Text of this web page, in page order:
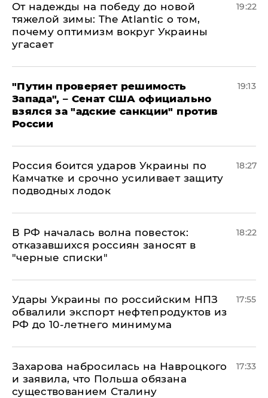
От надежды на победу до новой
тяжелой зимы: The Atlantic о том,
почему оптимизм вокруг Украины
угасает
19:22
"Путин проверяет решимость
Запада", – Сенат США официально
взялся за "адские санкции" против
России
19:13
Россия боится ударов Украины по
Камчатке и срочно усиливает защиту
подводных лодок
18:27
​В РФ началась волна повесток:
отказавшихся россиян заносят в
"черные списки"
18:22
Удары Украины по российским НПЗ
обвалили экспорт нефтепродуктов из
РФ до 10-летнего минимума
17:55
​Захарова набросилась на Навроцкого
и заявила, что Польша обязана
существованием Сталину
17:33